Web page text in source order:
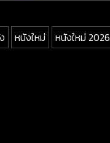
หนังใหม่ หนังใหม่ 2026